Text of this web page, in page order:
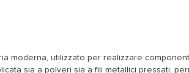
moderna, utilizzato per realizzare
sia a polveri sia a fili metallici pressati,